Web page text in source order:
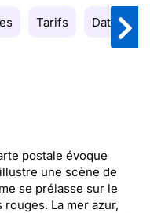
Tarifs Date de
postale évoque
une scène de
se prélasse sur le
rouges. La mer azur,